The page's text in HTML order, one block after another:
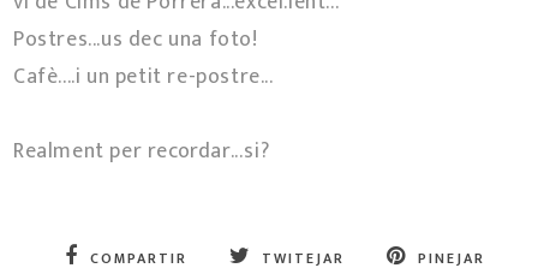
Postres...us dec una foto!
Cafè....i un petit re-postre...
Realment per recordar...si?
COMPARTIR TWITEJAR
PINEJAR